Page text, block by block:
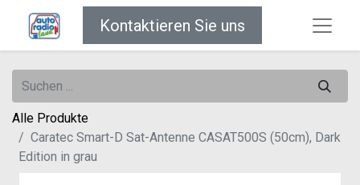
Kontaktieren Sie uns
Alle Produkte
Caratec Smart-D Sat-Antenne CASAT500S (50cm), Dark
Edition in grau